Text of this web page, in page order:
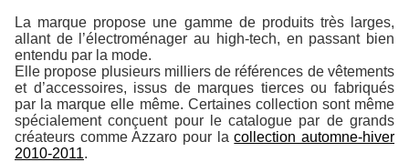
La marque propose une gamme de produits très larges,
allant de l’électroménager au high-tech, en passant bien
entendu par la mode.
Elle propose plusieurs milliers de références de vêtements
et d’accessoires, issus de marques tierces ou fabriqués
par la marque elle même. Certaines collection sont même
spécialement conçuent pour le catalogue par de grands
créateurs comme Azzaro pour lacollection automne-hiver
2010-2011.